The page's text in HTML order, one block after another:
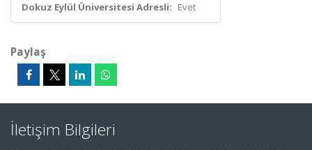
Dokuz Eylül Üniversitesi Adresli: Evet
Paylaş
İletişim Bilgileri